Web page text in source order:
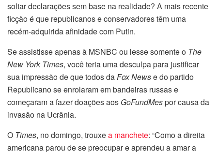
soltar declarações sem base na realidade? A mais recente
ficção é que republicanos e conservadores têm uma
recém-adquirida afinidade com Putin.
Se assistisse apenas à MSNBC ou lesse somente o The
New York Times, você teria uma desculpa para justificar
sua impressão de que todos daFox Newse do partido
Republicano se enrolaram em bandeiras russas e
começaram a fazer doações aos GoFundMespor causa da
invasão na Ucrânia.
O Times, no domingo, trouxea manchete: “Como a direita
americana parou de se preocupar e aprendeu a amar a